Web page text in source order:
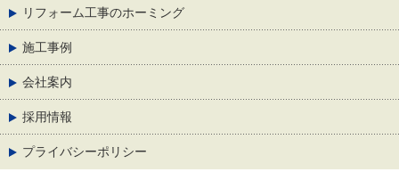
リフォーム工事のホーミング
施工事例
会社案内
採用情報
プライバシーポリシー